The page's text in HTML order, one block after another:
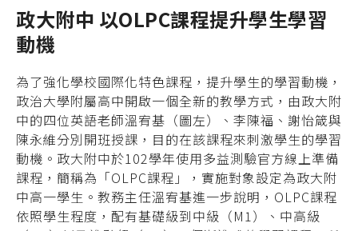
政大附中 以OLPC課程提升學生學習
動機
為了強化學校國際化特色課程，提升學生的學習動機，
政治大學附屬高中開啟一個全新的教學方式，由政大附
中的四位英語老師溫宥基（圖左）、李陳福、謝怡箴與
陳永維分別開班授課，目的在該課程來刺激學生的學習
動機。政大附中於102學年使用多益測驗官方線上準備
課程，簡稱為「OLPC課程」，實施對象設定為政大附
中高一學生。教務主任溫宥基進一步說明，OLPC課程
依照學生程度，配有基礎級到中級（M1）、中高級